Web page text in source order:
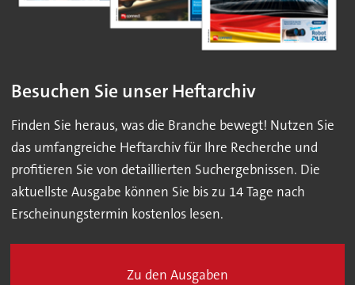
Besuchen Sie unser Heftarchiv
Finden Sie heraus, was die Branche bewegt! Nutzen Sie
das umfangreiche Heftarchiv für Ihre Recherche und
profitieren Sie von detaillierten Suchergebnissen. Die
aktuellste Ausgabe können Sie bis zu 14 Tage nach
Erscheinungstermin kostenlos lesen.
Zu den Ausgaben